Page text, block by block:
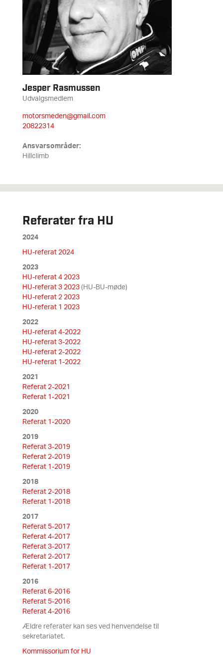
Jesper Rasmussen
Udvalgsmedlem
motorsmeden@gmail.com
20822314
Ansvarsområder:
Hillclimb
Referater fra HU
2024
HU-referat 2024
2023
HU-referat 4 2023
HU-referat 3 2023(HU-BU-møde)
HU-referat 2 2023
HU-referat 1 2023
2022
HU-referat 4-2022
HU-referat 3-2022
HU-referat 2-2022
HU-referat 1-2022
2021
Referat 2-2021
Referat 1-2021
2020
Referat 1-2020
2019
Referat 3-2019
Referat 2-2019
Referat 1-2019
2018
Referat 2-2018
Referat 1-2018
2017
Referat 5-2017
Referat 4-2017
Referat 3-2017
Referat 2-2017
Referat 1-2017
2016
Referat 6-2016
Referat 5-2016
Referat 4-2016
Ældre referater kan ses ved henvendelse til
sekretariatet.
Kommissorium for HU